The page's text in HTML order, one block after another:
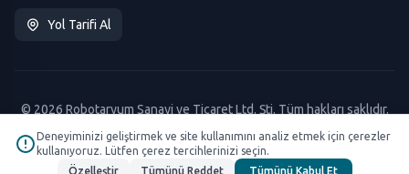
Yol Tarifi Al
© 2026 Robotaryum Sanayi ve Ticaret Ltd. Şti. Tüm hakları saklıdır.
Deneyiminizi geliştirmek ve site kullanımını analiz etmek için çerezler
kullanıyoruz. Lütfen çerez tercihlerinizi seçin.
Özelleştir
Tümünü Reddet Tümünü Kabul Et